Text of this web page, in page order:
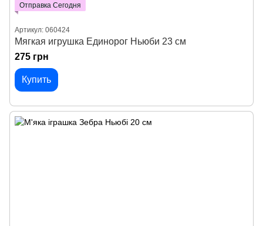
Отправка Сегодня
Артикул: 060424
Мягкая игрушка Единорог Ньюби 23 см
275 грн
Купить